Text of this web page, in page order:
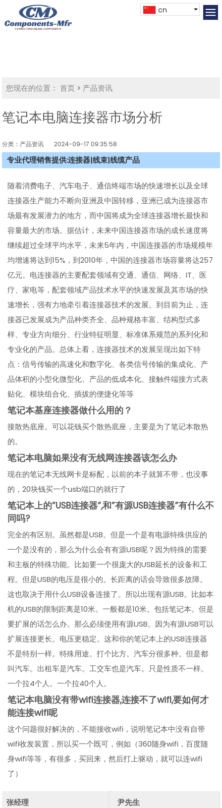
cn
您现在的位置： 首页 > 产品资讯
笔记本电脑连接器市场分析
分类：产品资讯 2024-09-17 09:35:58
专业代理销售提供:连接器|线束|线缆产品
随着消费电子、汽车电子、通信终端市场的快速增长以及全球
连接器生产能力不断向亚洲及中国转移，亚洲已成为连接器市
场最有发展潜力的地方，而中国将成为全球连接器增长最快和
容量最大的市场。据估计，未来中国连接器市场的成长速度将
继续超过全球平均水平，未来5年内，中国连接器的市场规模年
均增速将达到15%，到2010年，中国的连接器市场容量将达257
亿元。电连接器的主要配套领域有交通、通信、网络、IT、医
疗、家电等，配套领域产品技术水平的快速发展及其市场的快
速增长，强有力地牵引着连接器技术的发展。到目前为止，连
接器已发展成为产品种类齐全、品种规格丰富、结构型式多
样、专业方向细分、行业特征明显、标准体系规范的系列化和
专业化的产品。总体上看，连接器技术的发展呈现出如下特
点：信号传输的高速化和数字化、各类信号传输的集成化、产
品体积的小型化微型化、产品的低成本化、接触件端接方式表
贴化、模块组合化、插拔的便捷化等等
笔记本基座连接器做什么用的？
接散热底座。可以花钱买个散热底座，主要是为了笔记本散热
的。
笔记本电脑如果没有无线网连接器该怎么办
现在的笔记本无线网卡是标配，以前的本子就算不带，也没事
的，20块钱买一个usb端口的就行了
笔记本上的”USB连接器”,和”有源USB连接器”有什么不
同吗?
完全的有区别。虽然都是USB。但是一个是有电源特殊供应的
一个是没有的，那么为什么会有有源USB呢？因为特殊的需要
和主板的特殊功能。比如要一个很庞大的USB延长的设备和工
程。但是USB的电压是很小的。长距离的话会导致很多故障。
这也取决于用什么USB设备连接了。所以出现有源USB。比如本
机的USB的限制距离是10米。一般都是10米。包括笔记本。但是
要扩展的话怎么办。那么必须使用有源USB。因为有源USB可以
扩展连接更长。电压更稳定。这和你的笔记本上的USB连接器
不是特别一样。特殊用途。打个比方。汽车分很多种。但是都
叫汽车。出租车是汽车。工交车也是汽车。只是性质不一样。
一个拉4个人。一个拉40个人。
笔记本电脑没有带wifl连接器,连接不了wifl,要如何才
能连接wifl呢
这个问题很好解决的，不能接收wifi，说明笔记本中没有自带
wifi收发装置，所以买一个既可，例如（360随身wifi，百度随
身wifi等等，有很多，买回来，然后打上驱动，就可以连wifi
了）
张经理
尹先生